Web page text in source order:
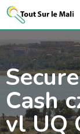
Aller
contenu
Cash
vl UQ